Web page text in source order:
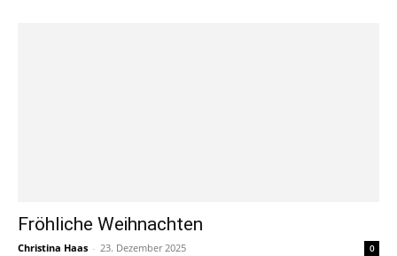
Fröhliche Weihnachten
Christina Haas - 23. Dezember 2025 0